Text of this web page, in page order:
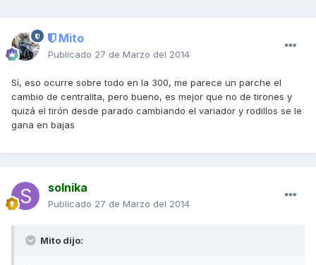
Mito
Publicado 27 de Marzo del 2014
Sí, eso ocurre sobre todo en la 300, me parece un parche el
cambio de centralita, pero bueno, es mejor que no de tirones y
quizá el tirón desde parado cambiando el variador y rodillos se le
gana en bajas
solnika
Publicado 27 de Marzo del 2014
Mito dijo: